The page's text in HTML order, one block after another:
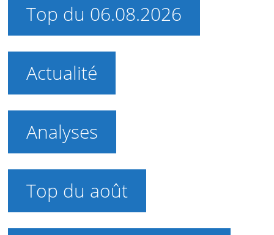
Top du 06.08.2026
Actualité
Analyses
Top du août